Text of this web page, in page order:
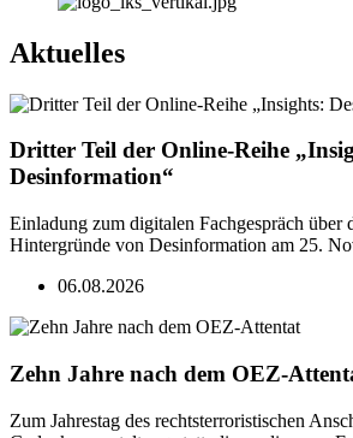
Aktuelles
Dritter Teil der Online-Reihe
Desinformation“
Einladung zum digitalen Fachgespräch über
Hintergründe von Desinformation am 25.
06.08.2026
Zehn Jahre nach dem OEZ-
Zum Jahrestag des rechtsterroristischen